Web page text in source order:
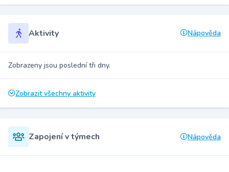
Aktivity Nápověda
Zobrazeny jsou poslední tři dny.
Zobrazit všechny aktivity
Zapojení v týmech Nápověda